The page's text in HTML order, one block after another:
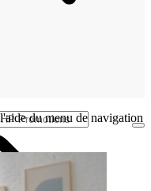
du menu de navigation